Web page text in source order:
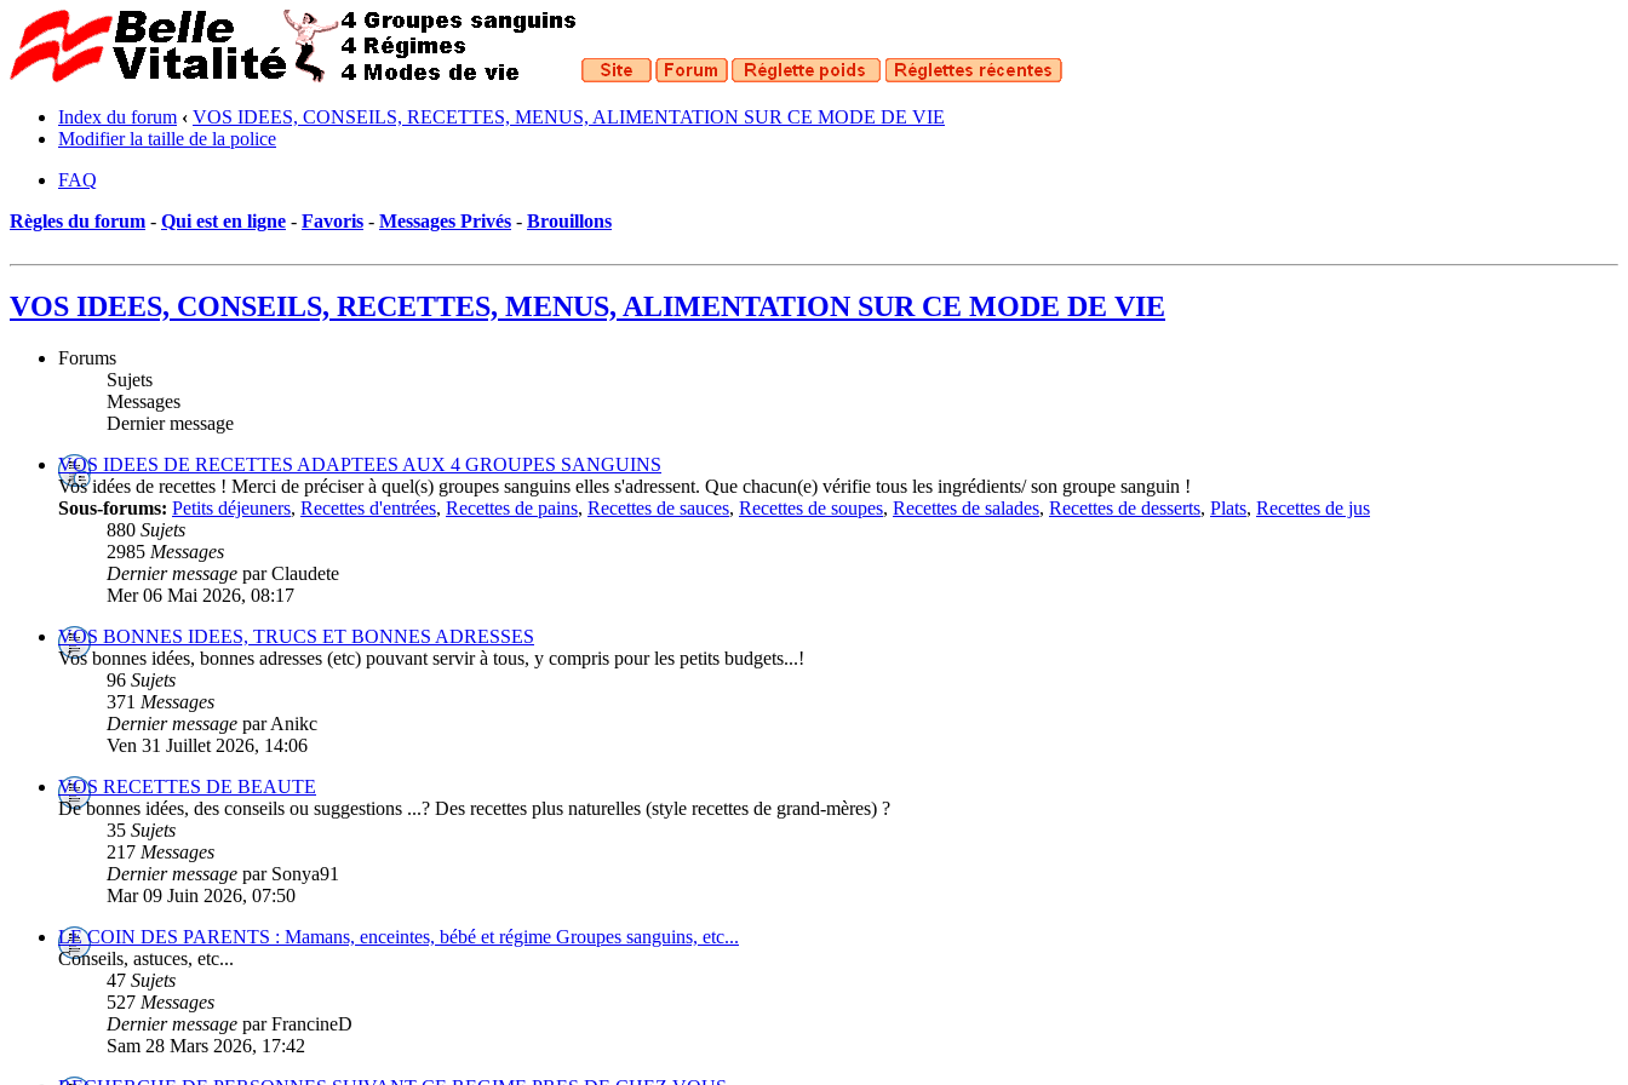
Index du forum ‹ VOS IDEES, CONSEILS, RECETTES, MENUS, ALIMENTATION SUR CE MODE DE VIE
Modifier la taille de la police
FAQ
Règles du forum - Qui est en ligne - Favoris - Messages Privés - Brouillons
VOS IDEES, CONSEILS, RECETTES, MENUS, ALIMENTATION SUR CE MODE DE VIE
Forums
Sujets
Messages
Dernier message
VOS IDEES DE RECETTES ADAPTEES AUX 4 GROUPES SANGUINS
Vos idées de recettes ! Merci de préciser à quel(s) groupes sanguins elles s'adressent. Que chacun(e) vérifie tous les ingrédients/ son groupe sanguin !
Sous-forums: Petits déjeuners, Recettes d'entrées, Recettes de pains, Recettes de sauces, Recettes de soupes, Recettes de salades, Recettes de desserts, Plats, Recettes de jus
880 Sujets
2985 Messages
Dernier message par Claudete
Mer 06 Mai 2026, 08:17
VOS BONNES IDEES, TRUCS ET BONNES ADRESSES
Vos bonnes idées, bonnes adresses (etc) pouvant servir à tous, y compris pour les petits budgets...!
96 Sujets
371 Messages
Dernier message par Anikc
Ven 31 Juillet 2026, 14:06
VOS RECETTES DE BEAUTE
De bonnes idées, des conseils ou suggestions ...? Des recettes plus naturelles (style recettes de grand-mères) ?
35 Sujets
217 Messages
Dernier message par Sonya91
Mar 09 Juin 2026, 07:50
LE COIN DES PARENTS : Mamans, enceintes, bébé et régime Groupes sanguins, etc...
Conseils, astuces, etc...
47 Sujets
527 Messages
Dernier message par FrancineD
Sam 28 Mars 2026, 17:42